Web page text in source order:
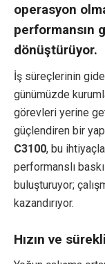
operasyon
performansın
dönüştürüyor.
İş süreçlerinin
günümüzde
görevleri yerine
güçlendiren bir
C3100, bu
performanslı
buluşturuyor;
kazandırıyor.
Hızın ve